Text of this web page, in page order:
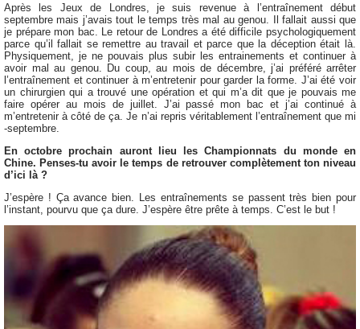
Après les Jeux de Londres, je suis revenue à l’entraînement début
septembre mais j’avais tout le temps très mal au genou. Il fallait aussi que
je prépare mon bac. Le retour de Londres a été difficile psychologiquement
parce qu’il fallait se remettre au travail et parce que la déception était là.
Physiquement, je ne pouvais plus subir les entrainements et continuer à
avoir mal au genou. Du coup, au mois de décembre, j’ai préféré arrêter
l’entraînement et continuer à m’entretenir pour garder la forme. J’ai été voir
un chirurgien qui a trouvé une opération et qui m’a dit que je pouvais me
faire opérer au mois de juillet. J’ai passé mon bac et j’ai continué à
m’entretenir à côté de ça. Je n’ai repris véritablement l’entraînement que mi
-septembre.
En octobre prochain auront lieu les Championnats du monde en
Chine. Penses-tu avoir le temps de retrouver complètement ton niveau
d’ici là ?
J’espère ! Ça avance bien. Les entraînements se passent très bien pour
l’instant, pourvu que ça dure. J’espère être prête à temps. C’est le but !